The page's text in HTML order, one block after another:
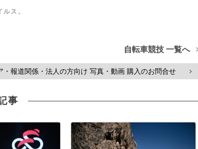
ス。
自転車競技 一覧へ
・報道関係・法人の方向け 写真・動画 購入のお問合せ >
事